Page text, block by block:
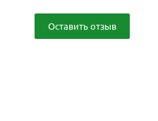
Оставить отзыв